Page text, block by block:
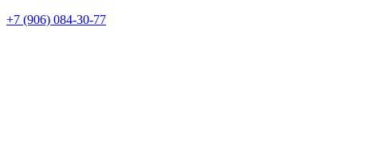
+7 (906) 084-30-77